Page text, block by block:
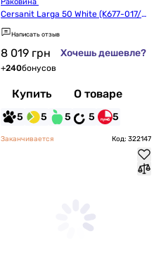
Cersanit Larga 50 White (K677-017/C
CWT1000820770)
Написать отзыв
8 019 грн Хочешь дешевле?
+240бонусов
Купить О товаре
5 5 5 5 5
Заканчивается Код: 322147